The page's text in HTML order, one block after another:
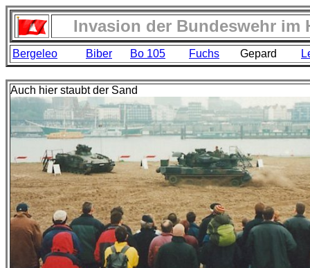
Invasion der Bundeswehr im
Bergeleo Biber Bo 105 Fuchs Gepard
Auch hier staubt der Sand